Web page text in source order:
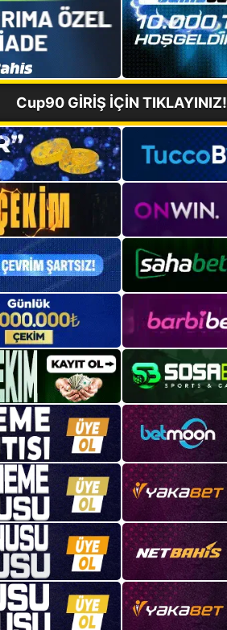
Cup90 GİRİŞ İÇİN TIKLAYINIZ!